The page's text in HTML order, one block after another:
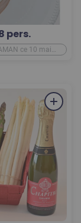
pers.
ce 10 mai